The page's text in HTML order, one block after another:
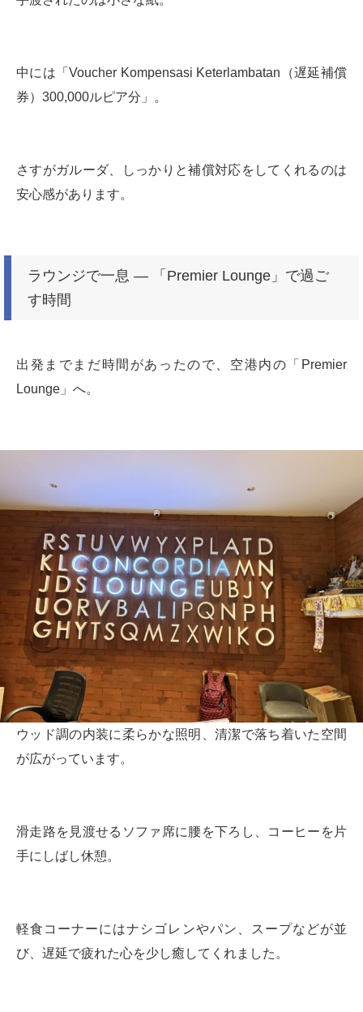
中には「Voucher Kompensasi Keterlambatan（遅延補償
券）300,000ルピア分」。
さすがガルーダ、しっかりと補償対応をしてくれるのは
安心感があります。
ラウンジで一息 ― 「Premier Lounge」で過ご
す時間
出発までまだ時間があったので、空港内の「Premier
Lounge」へ。
ウッド調の内装に柔らかな照明、清潔で落ち着いた空間
が広がっています。
滑走路を見渡せるソファ席に腰を下ろし、コーヒーを片
手にしばし休憩。
軽食コーナーにはナシゴレンやパン、スープなどが並
び、遅延で疲れた心を少し癒してくれました。